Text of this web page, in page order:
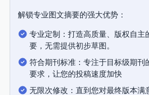
解锁专业图文摘要的强大优势：
专业定制：打造高质量、版权自主
要，无需提供初步草图。
符合期刊标准：专注于目标级期刊
要求，让您的投稿速度加快
无限次修改：直到您对最终版本满